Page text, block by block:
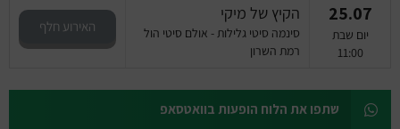
25.07
יום שבת
11:00
הקיץ של מיקי
סינמה סיטי גלילות - אולם סיטי הול
רמת השרון
האירוע חלף
שתפו את הלוח הופעות בוואטסאפ